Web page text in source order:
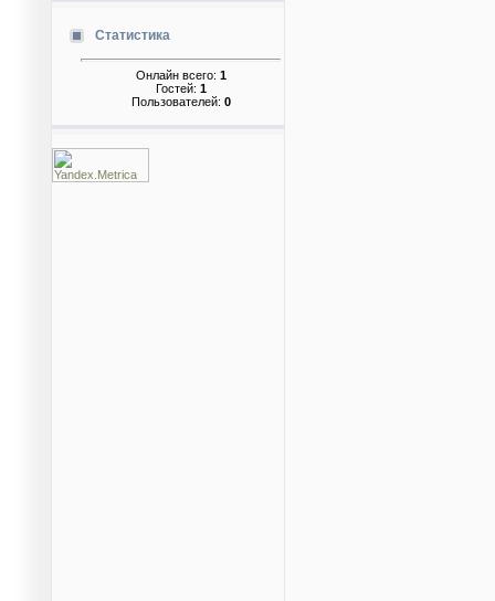
Статистика
Онлайн всего: 1
Гостей: 1
Пользователей: 0